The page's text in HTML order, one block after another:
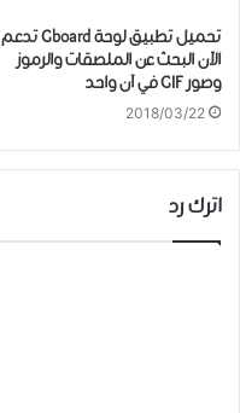
تحميل تطبيق لوحة Gboard تدعم
الآن البحث عن الملصقات والرموز
وصور GIF في آن واحد
2018/03/22
اترك رد